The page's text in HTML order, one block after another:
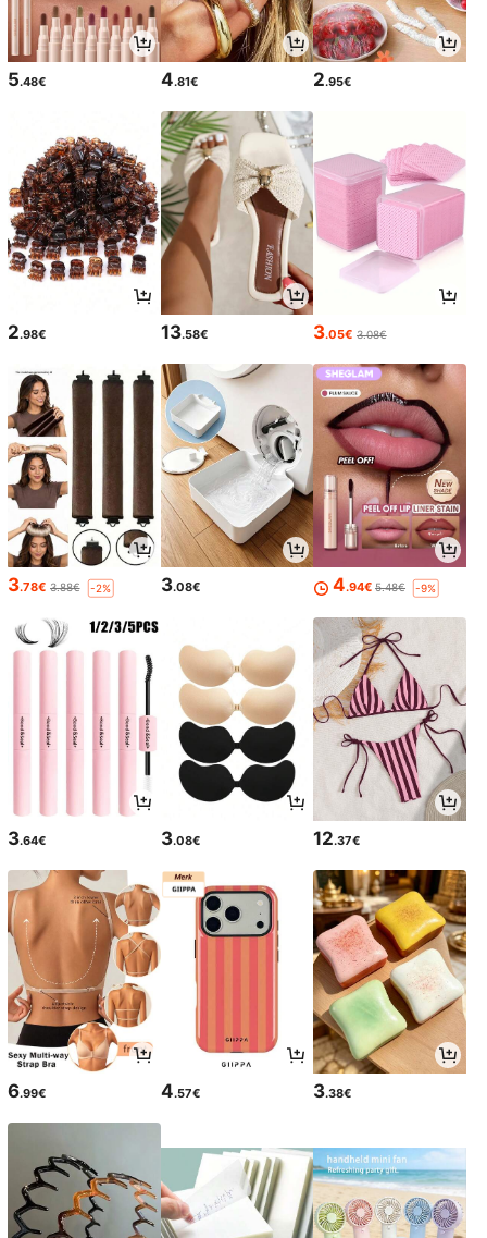
5.48€ 4.81€ 2.95€
2.98€ 13.58€ 3.05€ 3.08€
3.78€ 3.88€ -2% 3.08€ 4.94€ 5.48€ -9%
3.64€ 3.08€ 12.37€
6.99€ 4.57€ 3.38€